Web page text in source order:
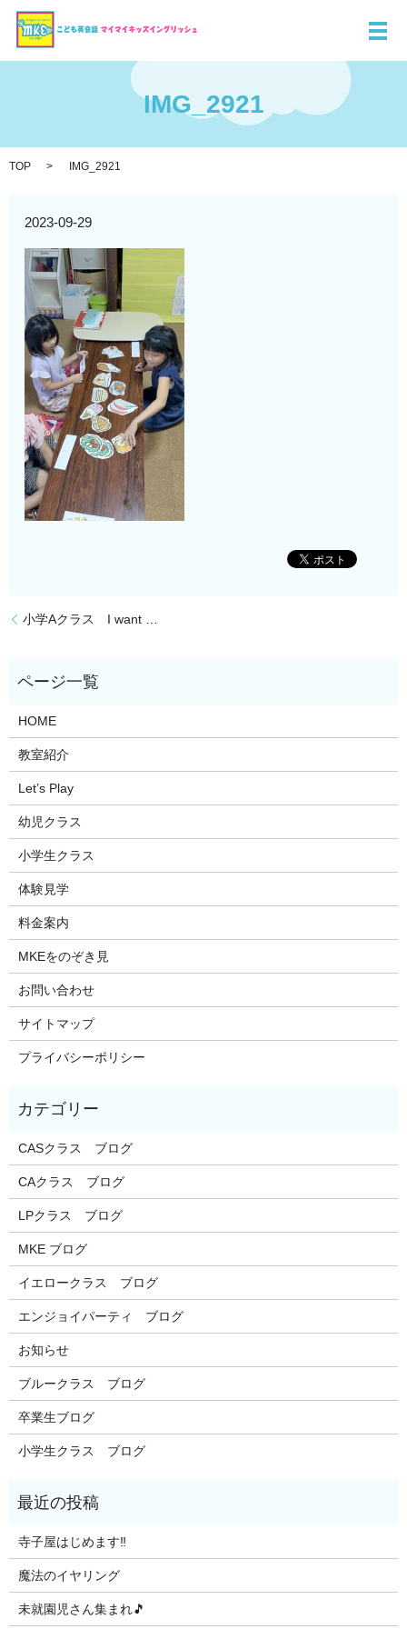
メ
IMG_2921
TOP IMG_2921
2023-09-29
小学Aクラス I want …
HOME
教室紹介
Let’s Play
幼児クラス
小学生クラス
体験見学
料金案内
MKEをのぞき見
お問い合わせ
サイトマップ
プライバシーポリシー
CASクラス ブログ
CAクラス ブログ
LPクラス ブログ
MKE ブログ
イエロークラス ブログ
エンジョイパーティ ブログ
お知らせ
ブルークラス ブログ
卒業生ブログ
小学生クラス ブログ
寺子屋はじめます‼️
魔法のイヤリング
未就園児さん集まれ🎵